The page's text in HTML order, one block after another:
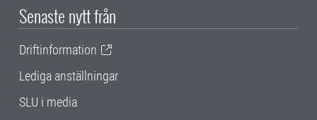
Senaste nytt från
Driftinformation
Lediga anställningar
SLU i media